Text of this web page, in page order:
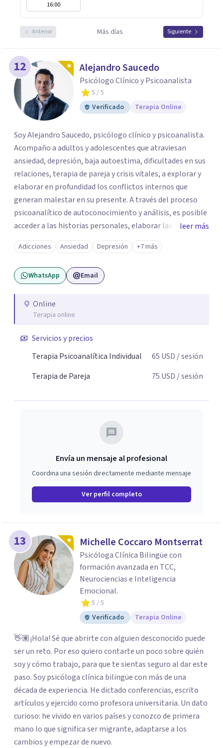
16:00
Anterior Más días Siguiente
12 Alejandro Saucedo
Psicólogo Clínico y Psicoanalista
5 / 5
Verificado
Terapia Online
Soy Alejandro Saucedo, psicólogo clínico y psicoanalista.
Acompaño a adultos y adolescentes que atraviesan
ansiedad, depresión, baja autoestima, dificultades en sus
relaciones, terapia de pareja y crisis vitales, a explorar y
elaborar en profundidad los conflictos internos que
generan malestar en su presente. A través del proceso
psicoanalítico de autoconocimiento y análisis, es posible
acceder a las historias personales, elaborar las
experiencias del pasado y resignificarlas, liberando su
influencia para construir un futuro con mayor libertad y
autenticidad. La terapia psicoanalítica crea un espacio de
verbalización libre y sin filtros. A través de esta
exploran las vivencias que aún condicionan el presente, se
les otorga un nuevo sentido y se transforma su impacto
claridad sobre sí mismos, reducen significativamente su
sufrimiento y alcanzan cambios profundos y duraderos en
leer más
Adicciones Ansiedad Depresión +7 más
WhatsApp Email
Online
Terapia online
Servicios y precios
Terapia Psicoanalítica Individual
65 USD / sesión
Terapia de Pareja
75 USD / sesión
Envía un mensaje al profesional
Coordina una sesión directamente mediante mensaje
Ver perfil completo
13 Michelle Coccaro Montserrat
Psicóloga Clínica Bilingüe con
formación avanzada en TCC,
Neurociencias e Inteligencia
Emocional.
5 / 5
Verificado
Terapia Online
👋🏽¡Hola! Sé que abrirte con alguien desconocido puede
ser un reto. Por eso quiero contarte un poco sobre quién
soy y cómo trabajo, para que te sientas seguro al dar este
paso. Soy psicóloga clínica bilingüe con más de una
década de experiencia. He dictado conferencias, escrito
artículos y ejercido como profesora universitaria. Un dato
curioso: he vivido en varios países y conozco de primera
mano lo que significa ser migrante, adaptarse a los
cambios y empezar de nuevo.